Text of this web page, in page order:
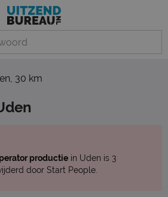
, 30 km
productie in Uden is 3
door Start People.